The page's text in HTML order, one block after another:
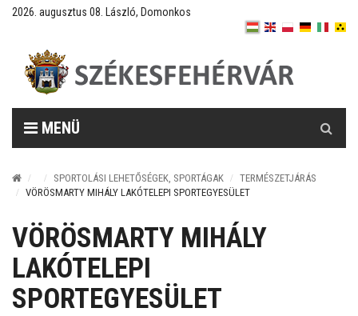
2026. augusztus 08. László, Domonkos
MENÜ
SPORTOLÁSI LEHETŐSÉGEK, SPORTÁGAK
TERMÉSZETJÁRÁS
VÖRÖSMARTY MIHÁLY LAKÓTELEPI SPORTEGYESÜLET
VÖRÖSMARTY MIHÁLY
LAKÓTELEPI
SPORTEGYESÜLET